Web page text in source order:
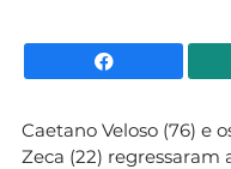
Caetano Veloso (76) e
Zeca (22) regressaram